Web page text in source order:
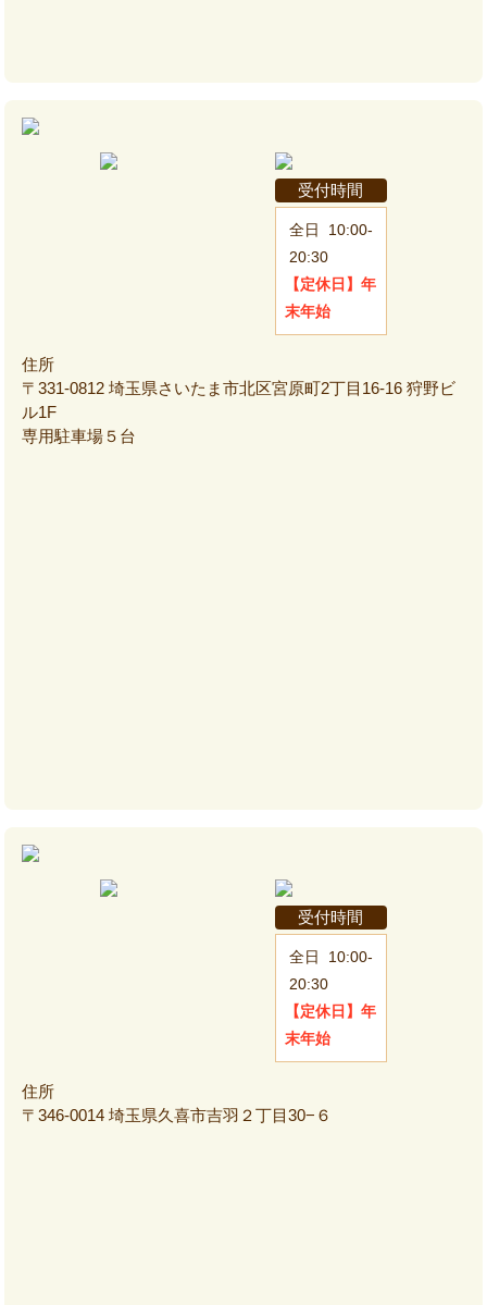
受付時間
全日
10:00-
20:30
【定休日】 年
末年始
住所
〒331-0812 埼玉県さいたま市北区宮原町2丁目16-16 狩野ビ
ル1F
専用駐車場５台
受付時間
全日
10:00-
20:30
【定休日】 年
末年始
住所
〒346-0014 埼玉県久喜市吉羽２丁目30−６